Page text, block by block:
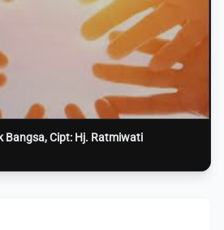
Bangsa, Cipt: Hj. Ratmiwati